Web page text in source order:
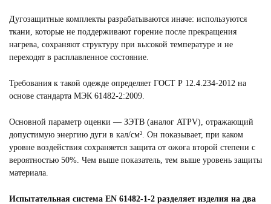
Дугозащитные комплекты разрабатываются иначе: используются
ткани, которые не поддерживают горение после прекращения
нагрева, сохраняют структуру при высокой температуре и не
переходят в расплавленное состояние.
Требования к такой одежде определяет ГОСТ Р 12.4.234-2012 на
основе стандарта МЭК 61482-2:2009.
Основной параметр оценки — ЗЭТВ (аналог ATPV), отражающий
допустимую энергию дуги в кал/см². Он показывает, при каком
уровне воздействия сохраняется защита от ожога второй степени с
вероятностью 50%. Чем выше показатель, тем выше уровень защиты
материала.
Испытательная система EN 61482-1-2 разделяет изделия на два